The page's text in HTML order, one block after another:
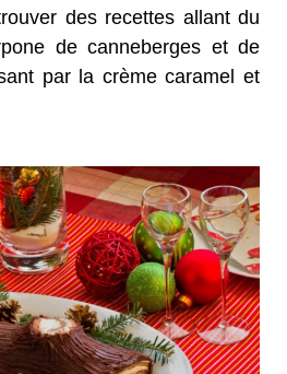
des recettes allant du
de canneberges et de
par la crème caramel et